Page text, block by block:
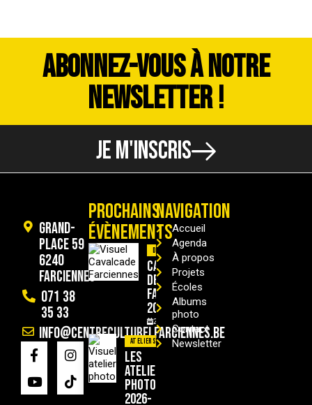
ABONNEZ-VOUS À NOTRE
NEWSLETTER !
JE M'INSCRIS
Grand-
Place 59
6240
Farciennes
071 38
35 33
info@centreculturelfarciennes.be
PROCHAINS
ÉVÈNEMENTS
Divers
Cavalcade
de
Farciennes
2026
29/08/2026
Ateliers
Les
ateliers
photo
2026-
NAVIGATION
Accueil
Agenda
À propos
Projets
Écoles
Albums
photo
Contact
Newsletter